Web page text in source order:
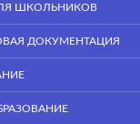
ШКОЛЬНИКОВ
ДОКУМЕНТАЦИЯ